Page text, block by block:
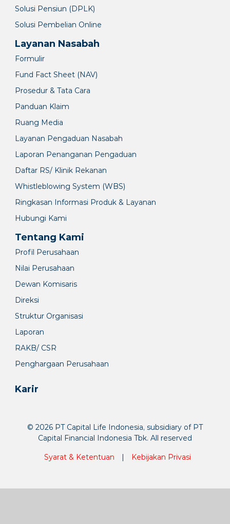
Solusi Pensiun (DPLK)
Solusi Pembelian Online
Layanan Nasabah
Formulir
Fund Fact Sheet (NAV)
Prosedur & Tata Cara
Panduan Klaim
Ruang Media
Layanan Pengaduan Nasabah
Laporan Penanganan Pengaduan
Daftar RS/ Klinik Rekanan
Whistleblowing System (WBS)
Ringkasan Informasi Produk & Layanan
Hubungi Kami
Tentang Kami
Profil Perusahaan
Nilai Perusahaan
Dewan Komisaris
Direksi
Struktur Organisasi
Laporan
RAKB/ CSR
Penghargaan Perusahaan
Karir
© 2026 PT Capital Life Indonesia, subsidiary of PT
Capital Financial Indonesia Tbk. All reserved
Syarat & Ketentuan | Kebijakan Privasi